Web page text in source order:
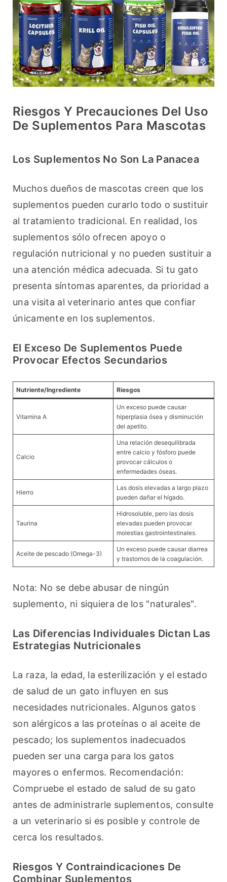
Riesgos Y Precauciones Del Uso
De Suplementos Para Mascotas
Los Suplementos No Son La Panacea
Muchos dueños de mascotas creen que los
suplementos pueden curarlo todo o sustituir
al tratamiento tradicional. En realidad, los
suplementos sólo ofrecen apoyo o
regulación nutricional y no pueden sustituir a
una atención médica adecuada. Si tu gato
presenta síntomas aparentes, da prioridad a
una visita al veterinario antes que confiar
únicamente en los suplementos.
El Exceso De Suplementos Puede
Provocar Efectos Secundarios
Nutriente/Ingrediente Riesgos
Vitamina A
Un exceso puede causar
hiperplasia ósea y disminución
del apetito.
Calcio
Una relación desequilibrada
entre calcio y fósforo puede
provocar cálculos o
enfermedades óseas.
Hierro
Las dosis elevadas a largo plazo
pueden dañar el hígado.
Taurina
Hidrosoluble, pero las dosis
elevadas pueden provocar
molestias gastrointestinales.
Aceite de pescado (Omega-3)
Un exceso puede causar diarrea
y trastornos de la coagulación.
Nota: No se debe abusar de ningún
suplemento, ni siquiera de los "naturales".
Las Diferencias Individuales Dictan Las
Estrategias Nutricionales
La raza, la edad, la esterilización y el estado
de salud de un gato influyen en sus
necesidades nutricionales. Algunos gatos
son alérgicos a las proteínas o al aceite de
pescado; los suplementos inadecuados
pueden ser una carga para los gatos
mayores o enfermos. Recomendación:
Compruebe el estado de salud de su gato
antes de administrarle suplementos, consulte
a un veterinario si es posible y controle de
cerca los resultados.
Riesgos Y Contraindicaciones De
Combinar Suplementos